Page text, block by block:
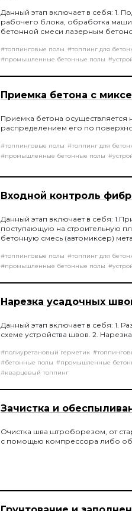
Данный этап включает в себя: 1.
рабочего блока, обработка
бетонной смеси лазерным
опалубки) глубинными
Выглаживание поверхности
#топпинговые полы #топпинг для
#промышленные бетонные полы
Приемка бетона с
Приемка бетона
распределением его по
#топпинговые полы #топпинг для
#промышленные бетонные полы
Входной контроль
Данный этап включает в себя:
поступающую на строительную
бетонную смесь (автомиксер)
Абрамса.
#топпинговые полы #топпинг для
#промышленные бетонные полы
Нарезка усадочных
Данный этап включает в себя: 1.
схеме устройства швов. 2.
#полиуретановый герметик
#бетонные полы #промышленные
#кварцевый топпинг
Зачистка и
Очистка шва штроборезом, от
с помощью компрессора либо